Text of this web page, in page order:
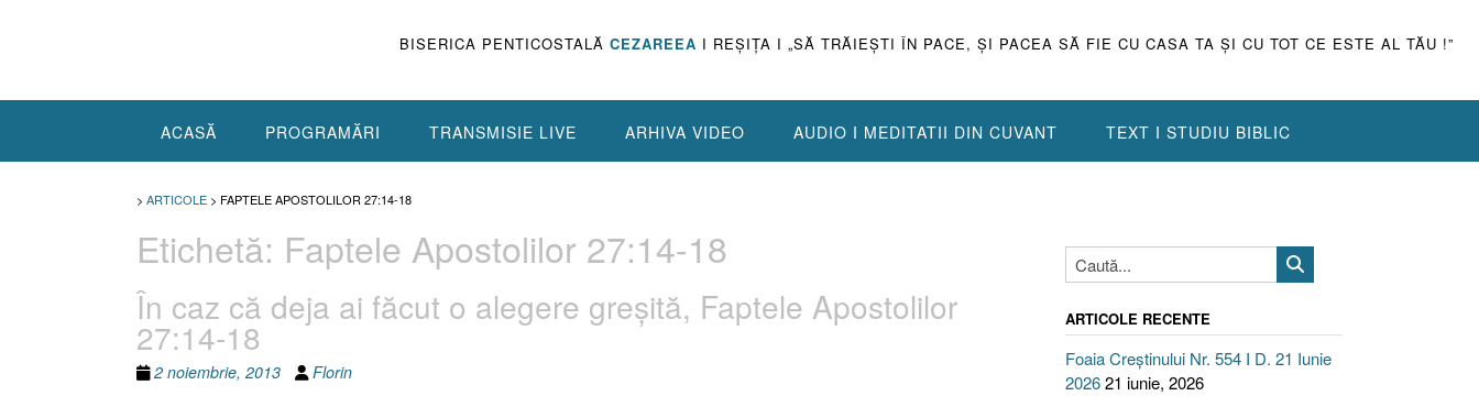
BISERICA PENTICOSTALĂ CEZAREEA I REŞIŢA I „SĂ TRĂIEŞTI ÎN PACE, ŞI PACEA SĂ FIE CU CASA TA ŞI CU TOT CE ESTE AL TĂU !”
ACASĂ PROGRAMĂRI TRANSMISIE LIVE ARHIVA VIDEO AUDIO I MEDITATII DIN CUVANT TEXT I STUDIU BIBLIC
> ARTICOLE > FAPTELE APOSTOLILOR 27:14-18
Etichetă: Faptele Apostolilor 27:14-18
În caz că deja ai făcut o alegere greşită, Faptele Apostolilor
27:14-18
2 noiembrie, 2013 Florin
ARTICOLE RECENTE
Foaia Creștinului Nr. 554 I D. 21 Iunie
202621 iunie, 2026